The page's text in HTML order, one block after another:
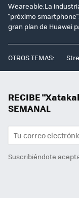
Weareable:La
"próximo
gran plan de Huawei
OTROS TEMAS:
RECIBE
SEMANAL
Suscribiéndote